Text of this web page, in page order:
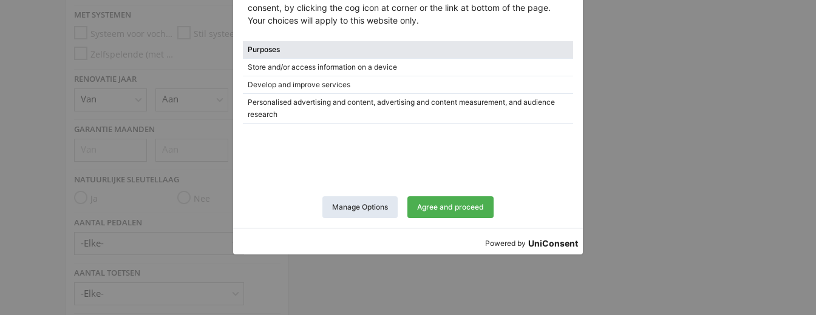
MET SYSTEMEN
Systeem voor vochtigheidscontrole
Stil systeem
Zelfspelende (met Disklavier, PianoDisc, Kioshi)
RENOVATIE JAAR
GARANTIE MAANDEN
NATUURLIJKE SLEUTELLAAG
Ja Nee
AANTAL PEDALEN
AANTAL TOETSEN